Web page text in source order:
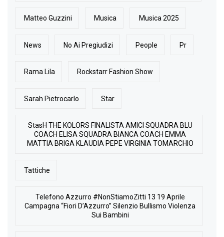
Matteo Guzzini Musica Musica 2025
News No Ai Pregiudizi People Pr
Rama Lila Rockstarr Fashion Show
Sarah Pietrocarlo Star
StasH THE KOLORS FINALISTA AMICI SQUADRA BLU
COACH ELISA SQUADRA BIANCA COACH EMMA
MATTIA BRIGA KLAUDIA PEPE VIRGINIA TOMARCHIO
Tattiche
Telefono Azzurro #NonStiamoZitti 13 19 Aprile
Campagna “Fiori D’Azzurro” Silenzio Bullismo Violenza
Sui Bambini